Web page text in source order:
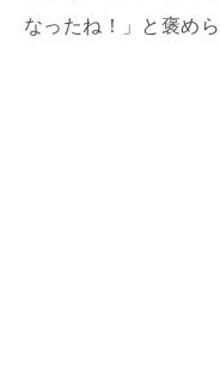
なったね！」と褒め